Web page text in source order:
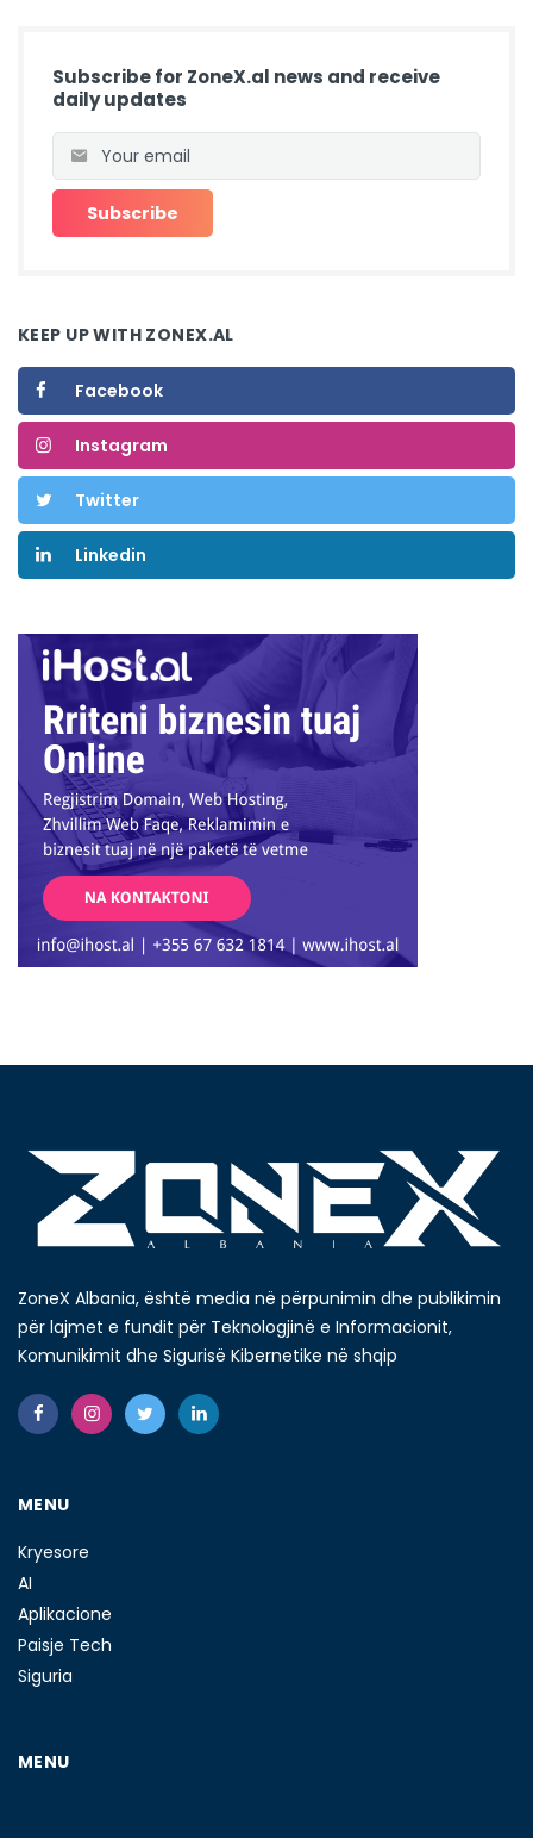
Subscribe for ZoneX.al news and receive
daily updates
KEEP UP WITH ZONEX.AL
Facebook
Instagram
Twitter
Linkedin
ZoneX Albania, është media në përpunimin dhe publikimin
për lajmet e fundit për Teknologjinë e Informacionit,
Komunikimit dhe Sigurisë Kibernetike në shqip
MENU
Kryesore
AI
Aplikacione
Paisje Tech
Siguria
MENU